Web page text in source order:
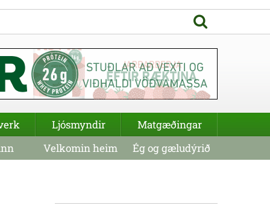
Ljósmyndir
Matgæðingar
Velkomin heim Ég og gæludýrið